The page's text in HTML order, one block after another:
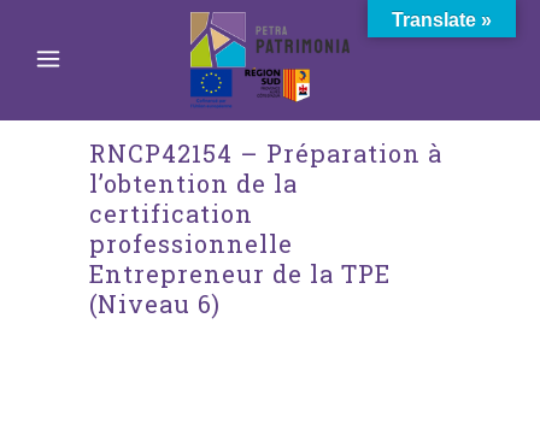
RNCP42154 – Préparation à
l’obtention de la
certification
professionnelle
Entrepreneur de la TPE
(Niveau 6)
Translate »